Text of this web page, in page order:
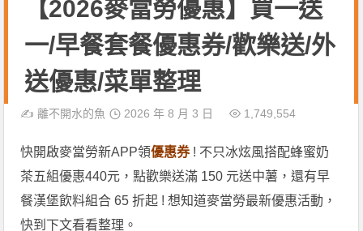
【2026麥當勞優惠】買一送
一/早餐套餐優惠券/歡樂送/外
送優惠/菜單整理
✍️離不開水的魚 2026 年 8 月 3 日 1,749,554
快開啟麥當勞新APP領優惠券! 不只冰炫風搭配蜂蜜奶
茶五組優惠440元，點歡樂送滿 150 元送中薯，還有早
餐漢堡飲料組合 65 折起 ! 想知道麥當勞最新優惠活動，
快到下文看看整理。